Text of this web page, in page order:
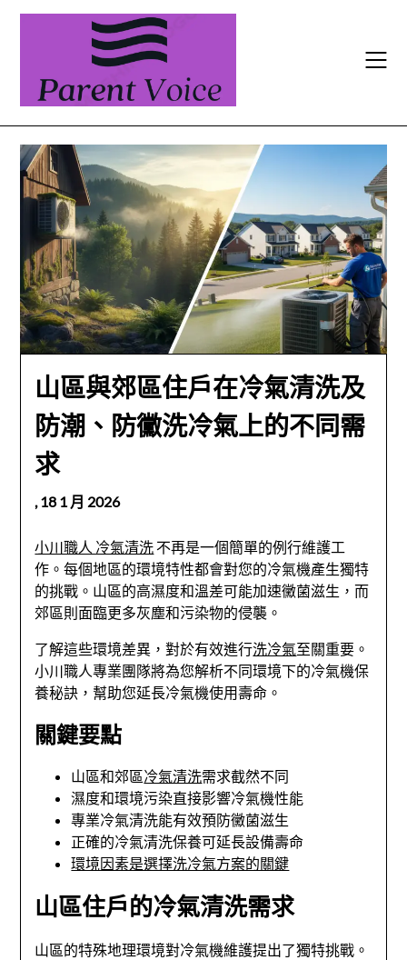
Skip
山區與郊區住戶在冷氣清洗及
防潮、防黴洗冷氣上的不同需
求
,18 1 月 2026
小川職人 冷氣清洗 不再是一個簡單的例行維護工
作。每個地區的環境特性都會對您的冷氣機產生獨特
的挑戰。山區的高濕度和溫差可能加速黴菌滋生，而
郊區則面臨更多灰塵和污染物的侵襲。
了解這些環境差異，對於有效進行洗冷氣至關重要。
小川職人專業團隊將為您解析不同環境下的冷氣機保
養秘訣，幫助您延長冷氣機使用壽命。
關鍵要點
山區和郊區冷氣清洗需求截然不同
濕度和環境污染直接影響冷氣機性能
專業冷氣清洗能有效預防黴菌滋生
正確的冷氣清洗保養可延長設備壽命
環境因素是選擇洗冷氣方案的關鍵
山區住戶的冷氣清洗需求
山區的特殊地理環境對冷氣機維護提出了獨特挑戰。